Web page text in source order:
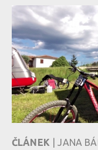
ČLÁNEK | JANA